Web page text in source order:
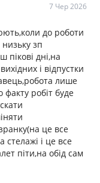
7 Чер 2026
до роботи
зп
пікові дні,на
і відпустки
лише
факту робіт буде
це все
стелажі і це все
піти,на обід сам